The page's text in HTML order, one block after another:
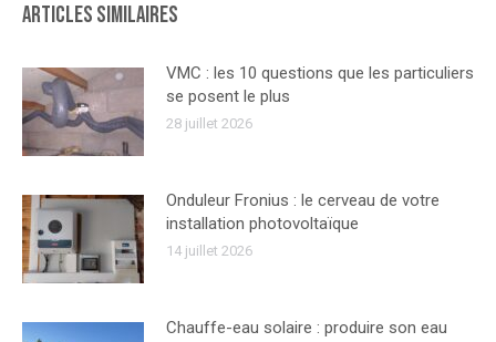
Articles similaires
VMC : les 10 questions que les particuliers
se posent le plus
28 juillet 2026
Onduleur Fronius : le cerveau de votre
installation photovoltaïque
14 juillet 2026
Chauffe-eau solaire : produire son eau